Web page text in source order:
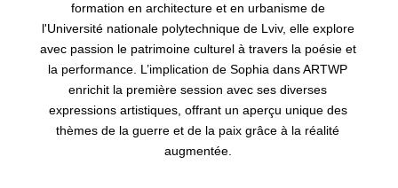
formation en architecture et en urbanisme de
l'Université nationale polytechnique de Lviv, elle explore
avec passion le patrimoine culturel à travers la poésie et
la performance. L’implication de Sophia dans ARTWP
enrichit la première session avec ses diverses
expressions artistiques, offrant un aperçu unique des
thèmes de la guerre et de la paix grâce à la réalité
augmentée.